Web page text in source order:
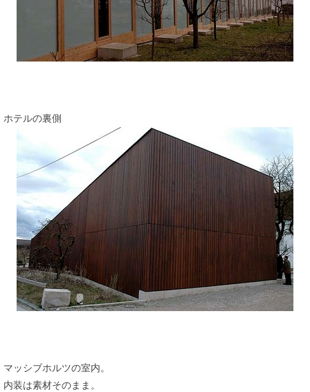
ホテルの裏側
マッシブホルツの室内。
内装は素材そのまま。